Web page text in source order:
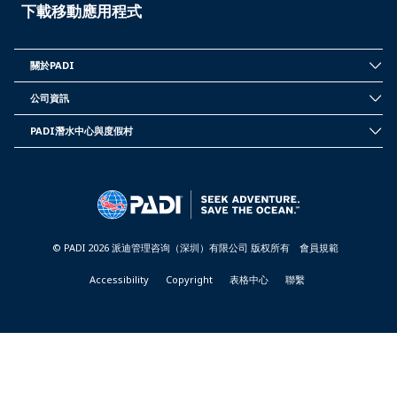
下載移動應用程式
PADI
關於PADI
INFORMATION
公司資訊
PADI潛水中心與度假村
© PADI 2026 派迪管理咨询（深圳）有限公司 版权所有 會員規範
Accessibility Copyright 表格中心 聯繫